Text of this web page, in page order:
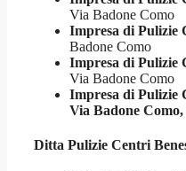
Via Badone Como
Impresa di Pulizie
Badone Como
Impresa di Pulizie
Via Badone Como
Impresa di Pulizie
Via Badone Como,
Ditta Pulizie Centri